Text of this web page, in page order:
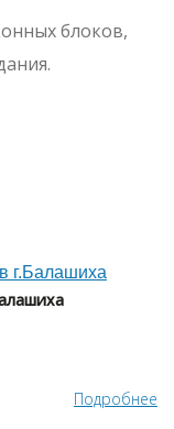
блоков,
Подробнее